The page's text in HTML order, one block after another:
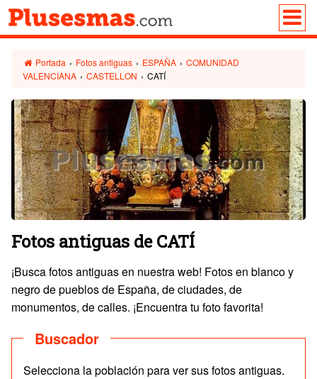
Portada › Fotos antiguas › ESPAÑA › COMUNIDAD
VALENCIANA › CASTELLON › CATÍ
Fotos antiguas de CATÍ
¡Busca fotos antiguas en nuestra web! Fotos en blanco y
negro de pueblos de España, de ciudades, de
monumentos, de calles. ¡Encuentra tu foto favorita!
Buscador
Selecciona la población para ver sus fotos antiguas.